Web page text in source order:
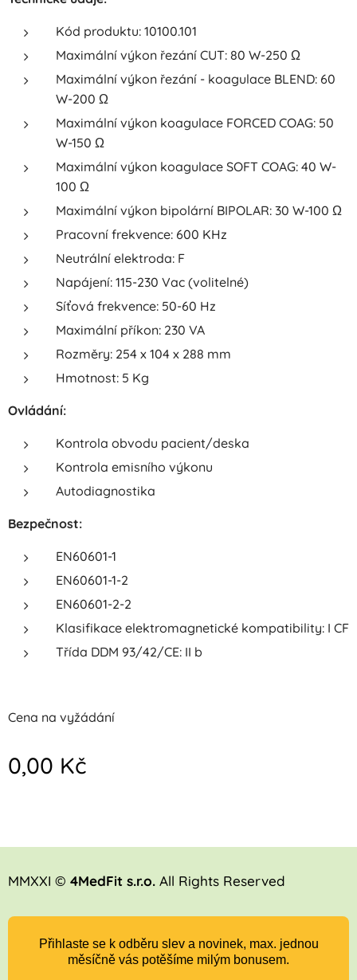
Kód produktu: 10100.101
Maximální výkon řezání CUT: 80 W-250 Ω
Maximální výkon řezání - koagulace BLEND: 60
W-200 Ω
Maximální výkon koagulace FORCED COAG: 50
W-150 Ω
Maximální výkon koagulace SOFT COAG: 40 W-
100 Ω
Maximální výkon bipolární BIPOLAR: 30 W-100 Ω
Pracovní frekvence: 600 KHz
Neutrální elektroda: F
Napájení: 115-230 Vac (volitelné)
Síťová frekvence: 50-60 Hz
Maximální příkon: 230 VA
Rozměry: 254 x 104 x 288 mm
Hmotnost: 5 Kg
Ovládání:
Kontrola obvodu pacient/deska
Kontrola emisního výkonu
Autodiagnostika
Bezpečnost:
EN60601-1
EN60601-1-2
EN60601-2-2
Klasifikace elektromagnetické kompatibility: I CF
Třída DDM 93/42/CE: II b
Cena na vyžádání
0,00 Kč
MMXXI © 4MedFit s.r.o. All Rights Reserved
Přihlaste se k odběru slev a novinek, max. jednou
měsíčně vás potěšíme milým bonusem.